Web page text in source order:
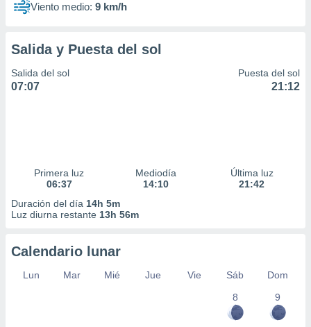
Viento medio: 9 km/h
Salida y Puesta del sol
Salida del sol
07:07
Puesta del sol
21:12
Primera luz
06:37
Mediodía
14:10
Última luz
21:42
Duración del día 14h 5m
Luz diurna restante 13h 56m
Calendario lunar
Lun Mar Mié Jue Vie Sáb
Dom
8
9